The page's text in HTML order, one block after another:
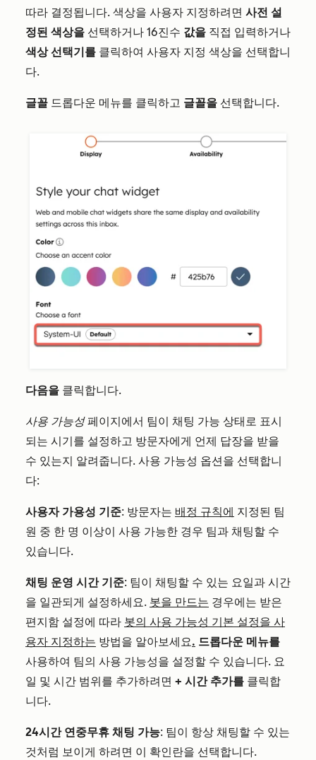
따라 결정됩니다. 색상을 사용자 지정하려면 사전 설
정된 색상을 선택하거나 16진수 값을 직접 입력하거나
색상 선택기를 클릭하여 사용자 지정 색상을 선택합니
다.
글꼴 드롭다운 메뉴를 클릭하고 글꼴을 선택합니다.
다음을 클릭합니다.
사용 가능성페이지에서 팀이 채팅 가능 상태로 표시
되는 시기를 설정하고 방문자에게 언제 답장을 받을
수 있는지 알려줍니다. 사용 가능성 옵션을 선택합니
다:
사용자 가용성 기준: 방문자는 배정 규칙에 지정된 팀
원 중 한 명 이상이 사용 가능한 경우 팀과 채팅할 수
있습니다.
채팅 운영 시간 기준: 팀이 채팅할 수 있는 요일과 시간
을 일관되게 설정하세요. 봇을 만드는 경우에는 받은
편지함 설정에 따라 봇의 사용 가능성 기본 설정을 사
용자 지정하는 방법을 알아보세요. 드롭다운 메뉴를
사용하여 팀의 사용 가능성을 설정할 수 있습니다. 요
일 및 시간 범위를 추가하려면 + 시간 추가를 클릭합
니다.
24시간 연중무휴 채팅 가능: 팀이 항상 채팅할 수 있는
것처럼 보이게 하려면 이 확인란을 선택합니다.